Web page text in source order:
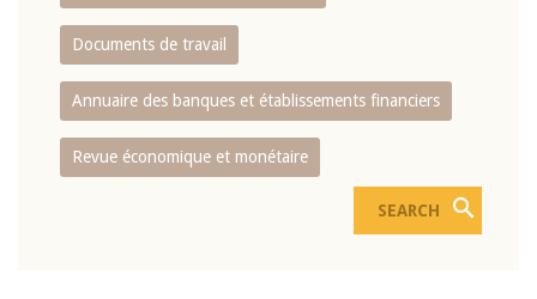
Documents de travail
Annuaire des banques et établissements financiers
Revue économique et monétaire